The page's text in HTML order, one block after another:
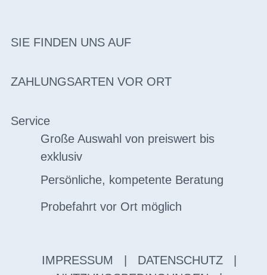
SIE FINDEN UNS AUF
ZAHLUNGSARTEN VOR ORT
Service
Große Auswahl von preiswert bis
exklusiv
Persönliche, kompetente Beratung
Probefahrt vor Ort möglich
IMPRESSUM DATENSCHUTZ